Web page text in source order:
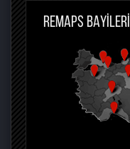
REMAPS BAYİLERİ